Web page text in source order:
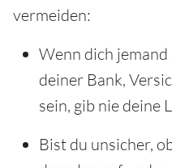
vermeiden:
Wenn dich
deiner Bank,
sein, gib nie deine
Bist du unsicher,